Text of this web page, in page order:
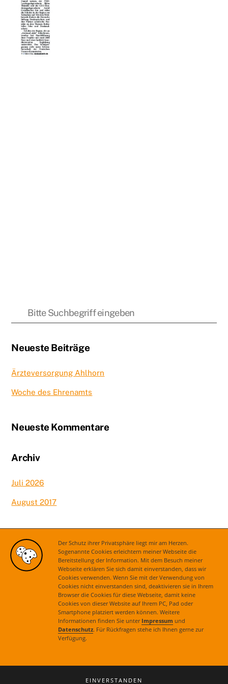
Der Schutz ihrer Privatsphäre liegt mir am Herzen.
Sogenannte Cookies erleichtern meiner Webseite die
Bereitstellung der Information. Mit dem Besuch meiner
Webseite erklären Sie sich damit einverstanden, dass wir
Cookies verwenden. Wenn Sie mit der Verwendung von
Cookies nicht einverstanden sind, deaktivieren sie in Ihrem
Browser die Cookies für diese Webseite, damit keine
Cookies von dieser Website auf Ihrem PC, Pad oder
Smartphone platziert werden können. Weitere
Informationen finden Sie unter Impressum und
Datenschutz. Für Rückfragen stehe ich Ihnen gerne zur
Verfügung.
EINVERSTANDEN
Neueste Beiträge
Ärzteversorgung Ahlhorn
Woche des Ehrenamts
Neueste Kommentare
Archiv
Juli 2026
August 2017
Kategorien
Aktuelles
Kontakt|Impressum|Datenschutz